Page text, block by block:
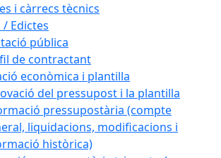
i càrrecs tècnics
Edictes
pública
de contractant
econòmica i plantilla
del pressupost i la plantilla
pressupostària (compte
liquidacions, modificacions i
històrica)